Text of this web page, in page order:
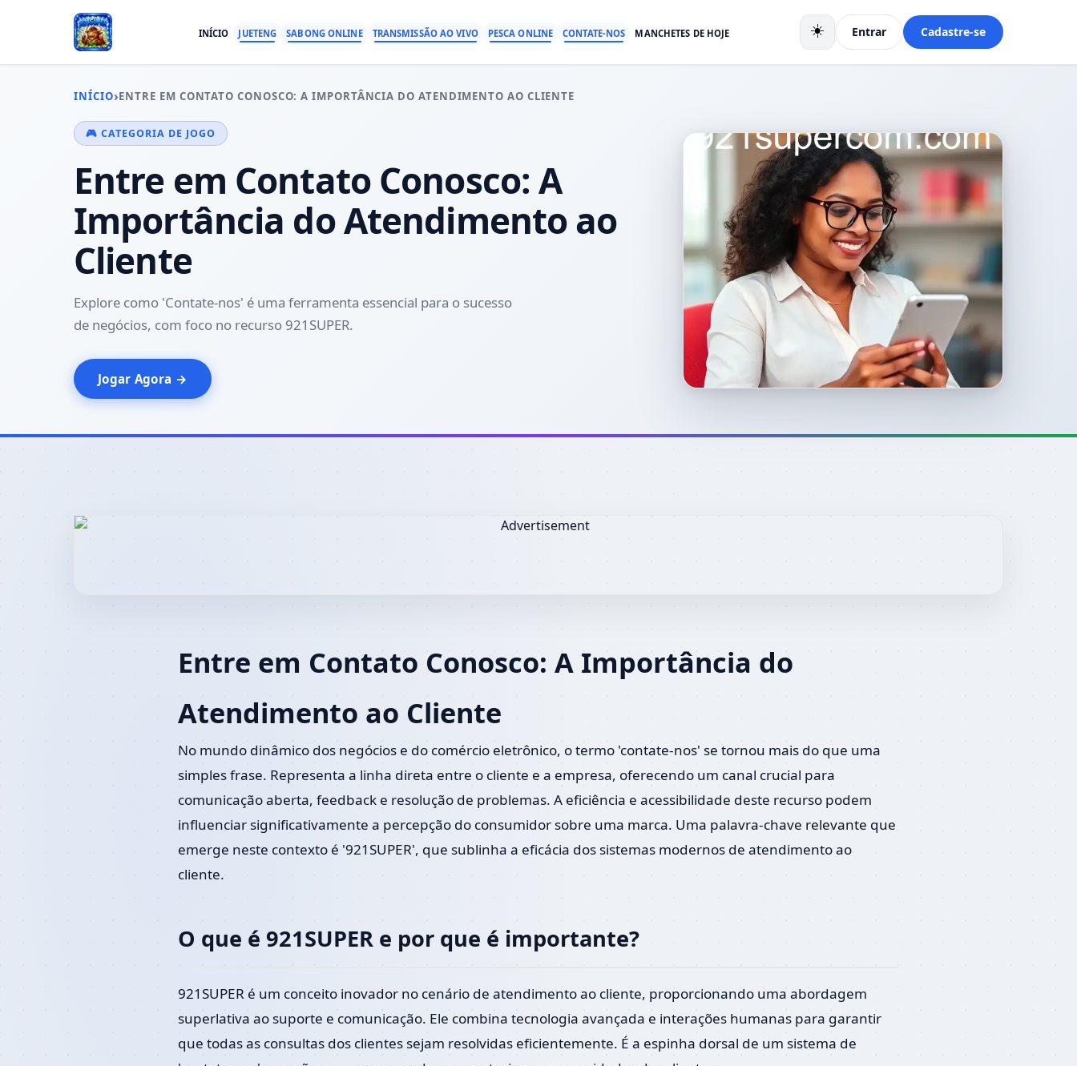
INÍCIO JUETENG SABONG ONLINE TRANSMISSÃO AO VIVO PESCA ONLINE CONTATE-NOS MANCHETES DE HOJE ☀️ Entrar Cadastre-se
INÍCIO›ENTRE EM CONTATO CONOSCO: A IMPORTÂNCIA DO ATENDIMENTO AO CLIENTE
🎮 CATEGORIA DE JOGO
Entre em Contato Conosco: A
Importância do Atendimento ao
Cliente
Explore como 'Contate-nos' é uma ferramenta essencial para o sucesso
de negócios, com foco no recurso 921SUPER.
Jogar Agora →
Entre em Contato Conosco: A Importância do
Atendimento ao Cliente
No mundo dinâmico dos negócios e do comércio eletrônico, o termo 'contate-nos' se tornou mais do que uma
simples frase. Representa a linha direta entre o cliente e a empresa, oferecendo um canal crucial para
comunicação aberta, feedback e resolução de problemas. A eficiência e acessibilidade deste recurso podem
influenciar significativamente a percepção do consumidor sobre uma marca. Uma palavra-chave relevante que
emerge neste contexto é '921SUPER', que sublinha a eficácia dos sistemas modernos de atendimento ao
cliente.
O que é 921SUPER e por que é importante?
921SUPER é um conceito inovador no cenário de atendimento ao cliente, proporcionando uma abordagem
superlativa ao suporte e comunicação. Ele combina tecnologia avançada e interações humanas para garantir
que todas as consultas dos clientes sejam resolvidas eficientemente. É a espinha dorsal de um sistema de